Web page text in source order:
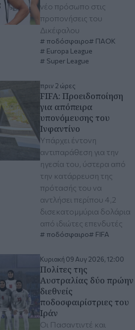
νέο πρόσωπο στις
προπονήσεις του
Δικέφαλου
ποδόσφαιρο
ΠΑΟΚ
Europa League
Super League
πριν 2 ώρες
FIFA: Προειδοποίηση
για απόπειρα
υπονόμευσης του
Ινφαντίνο
Υπάρχει έντονη
αντιπαράθεση για την
ηγεσία του, ύστερα από
την κατάρρευση της
πρότασής του να
αντλήσει περίπου 4,2
δισεκατομμύρια δολάρια
από ιδιώτες επενδυτές
ποδόσφαιρο FIFA
Κυριακή 09 Αυγ 2026, 12:00
Πολίτες της
Αυστραλίας δύο πρώην
διεθνείς
ποδοσφαιρίστριες του
Ιράν
Οι Πασαντιντέ και